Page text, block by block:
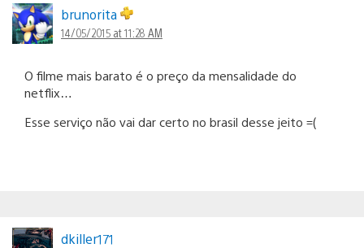
brunorita
14/05/2015 at 11:28 AM
O filme mais barato é o preço da mensalidade do
netflix…
Esse serviço não vai dar certo no brasil desse jeito =(
dkiller171